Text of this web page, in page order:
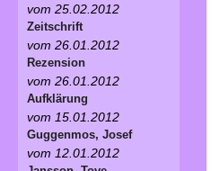
vom 25.02.2012
Zeitschrift
vom 26.01.2012
Rezension
vom 26.01.2012
Aufklärung
vom 15.01.2012
Guggenmos, Josef
vom 12.01.2012